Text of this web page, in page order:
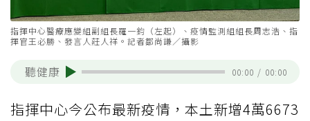
指揮中心醫療應變組副組長羅一鈞（左起）、疫情監測組組長周志浩、指
揮官王必勝、發言人莊人祥。記者鄒尚謙／攝影
聽健康 00:00 / 00:00
指揮中心今公布最新疫情，本土新增4萬6673